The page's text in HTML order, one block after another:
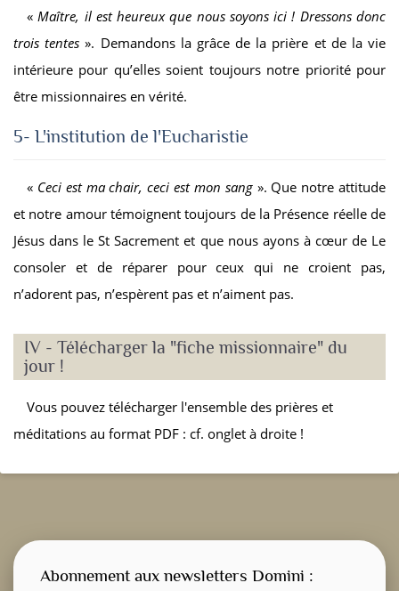
« Maître, il est heureux que nous soyons ici ! Dressons donc
trois tentes». Demandons la grâce de la prière et de la vie
intérieure pour qu’elles soient toujours notre priorité pour
être missionnaires en vérité.
5- L'institution de l'Eucharistie
« Ceci est ma chair, ceci est mon sang». Que notre attitude
et notre amour témoignent toujours de la Présence réelle de
Jésus dans le St Sacrement et que nous ayons à cœur de Le
consoler et de réparer pour ceux qui ne croient pas,
n’adorent pas, n’espèrent pas et n’aiment pas.
IV - Télécharger la "fiche missionnaire" du
jour !
Vous pouvez télécharger l'ensemble des prières et
méditations au format PDF : cf. onglet à droite !
Abonnement aux newsletters Domini :